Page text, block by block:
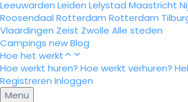
Leeuwarden Leiden Lelystad Maastricht
Roosendaal Rotterdam Rotterdam
Vlaardingen Zeist Zwolle Alle steden
Campings newBlog
Hoe het werkt
Hoe werkt huren? Hoe werkt verhuren?
Registreren Inloggen
Menu